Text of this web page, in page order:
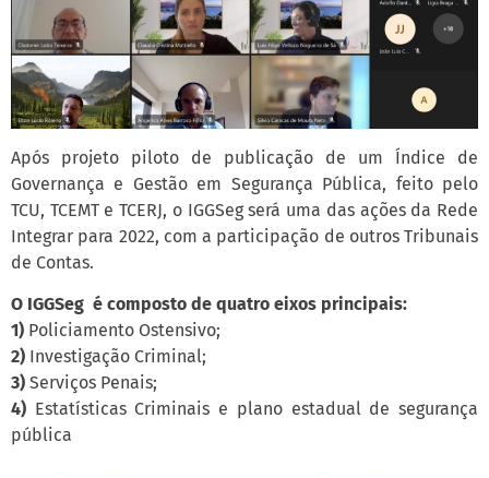
Após projeto piloto de publicação de um Índice de
Governança e Gestão em Segurança Pública, feito pelo
TCU, TCEMT e TCERJ, o IGGSeg será uma das ações da Rede
Integrar para 2022, com a participação de outros Tribunais
de Contas.
O IGGSeg é composto de quatro eixos principais:
1) Policiamento Ostensivo;
2) Investigação Criminal;
3) Serviços Penais;
4) Estatísticas Criminais e plano estadual de segurança
pública